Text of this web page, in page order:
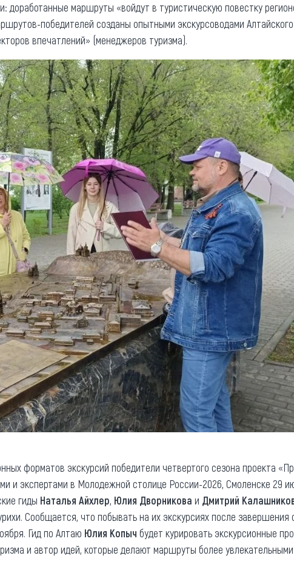
доработанные маршруты «войдут в туристическую повестку
победителей созданы опытными экскурсоводами
впечатлений» (менеджеров туризма).
форматов экскурсий победители четвертого сезона проекта
и экспертами в Молодежной столице России-2026, Смоленске 29
гиды Наталья Айхлер, Юлия Дворникова и Дмитрий
Сообщается, что побывать на их экскурсиях после завершения
Гид по Алтаю Юлия Копыч будет курировать экскурсионные
и автор идей, которые делают маршруты более